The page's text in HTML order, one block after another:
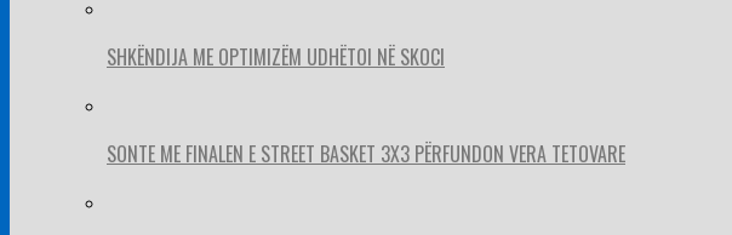
SHKËNDIJA ME OPTIMIZËM UDHËTOI NË SKOCI
SONTE ME FINALEN E STREET BASKET 3X3 PËRFUNDON VERA TETOVARE